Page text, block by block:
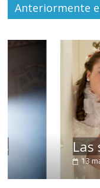
Anteriormente
Las series-
13 marzo, 2026